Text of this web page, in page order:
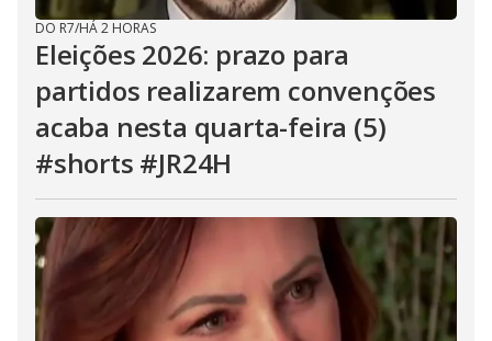
DO R7/HÁ 2 HORAS
Eleições 2026: prazo para
partidos realizarem convenções
acaba nesta quarta-feira (5)
#shorts #JR24H